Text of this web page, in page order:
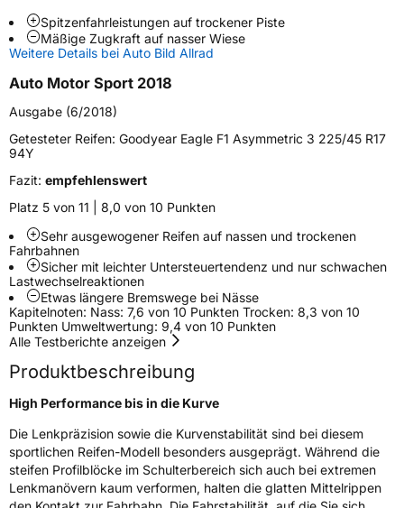
SchlauchtypTL
VerstärktXL
Elektro
EU Label
EffizienzC
NasshaftungA
Rollgeräusch (dB) 73
Fahrzeugklasse
3PMSF / Schneeflockensymbol / Alpine-SymbolNein
Spitzenfahrleistungen auf trockener Piste
Mäßige Zugkraft auf nasser Wiese
Weitere Details bei Auto Bild Allrad
Auto Motor Sport 2018
Ausgabe (6/2018)
Getesteter Reifen: Goodyear Eagle F1 Asymmetric 3 225/45 R17
94Y
Fazit: empfehlenswert
Platz 5 von 11 | 8,0 von 10 Punkten
Sehr ausgewogener Reifen auf nassen und trockenen
Fahrbahnen
Sicher mit leichter Untersteuertendenz und nur schwachen
Lastwechselreaktionen
Etwas längere Bremswege bei Nässe
Kapitelnoten: Nass: 7,6 von 10 Punkten Trocken: 8,3 von 10
Punkten Umweltwertung: 9,4 von 10 Punkten
Alle Testberichte anzeigen
Produktbeschreibung
High Performance bis in die Kurve
Die Lenkpräzision sowie die Kurvenstabilität sind bei diesem
sportlichen Reifen-Modell besonders ausgeprägt. Während die
steifen Profilblöcke im Schulterbereich sich auch bei extremen
Lenkmanövern kaum verformen, halten die glatten Mittelrippen